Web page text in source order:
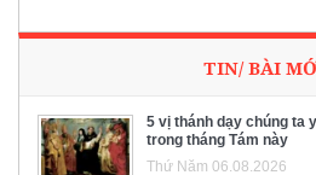
TIN/ BÀI
5 vị thánh dạy chúng ta
trong tháng Tám này
Thứ Năm 06.08.2026